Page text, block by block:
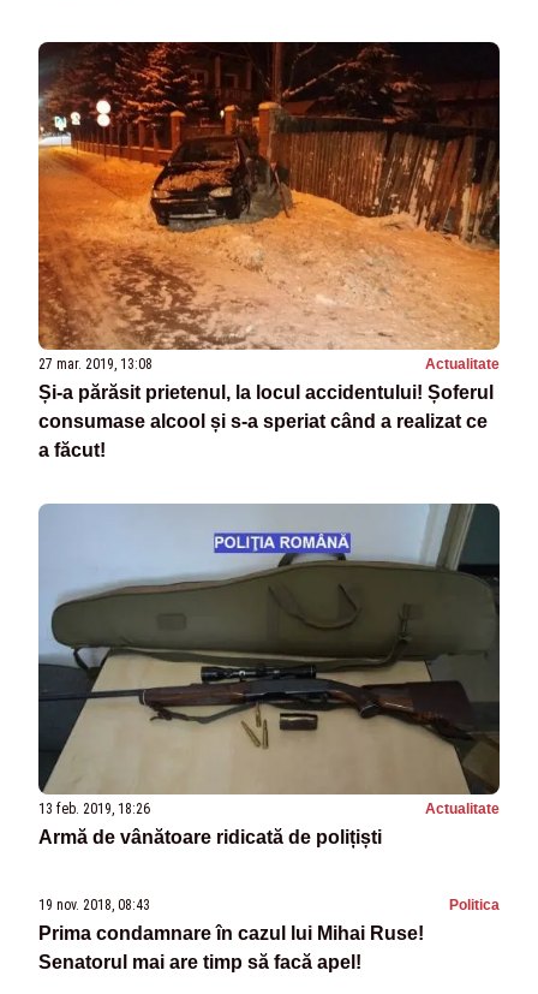
27 mar. 2019, 13:08 Actualitate
Și-a părăsit prietenul, la locul accidentului! Șoferul
consumase alcool și s-a speriat când a realizat ce
a făcut!
13 feb. 2019, 18:26 Actualitate
Armă de vânătoare ridicată de polițiști
19 nov. 2018, 08:43 Politica
Prima condamnare în cazul lui Mihai Ruse!
Senatorul mai are timp să facă apel!